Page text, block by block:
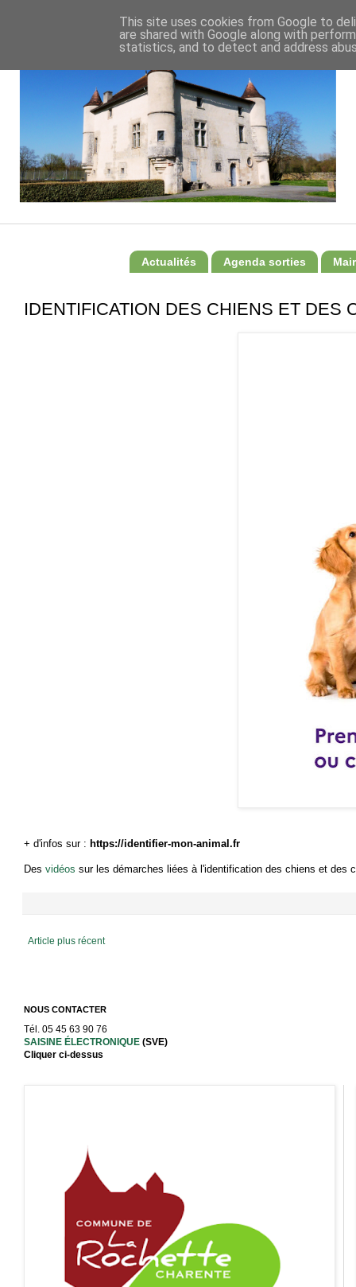
Actualités Agenda sorties
IDENTIFICATION DES CHIENS ET DES
+ d'infos sur : https://identifier-mon-animal.fr
Des vidéos sur les démarches liées à l'identification des chiens et des
Article plus récent
NOUS CONTACTER
Tél. 05 45 63 90 76
SAISINE ÉLECTRONIQUE (SVE)
Cliquer ci-dessus
This site uses cookies from Google to
are shared with Google along with
statistics, and to detect and address